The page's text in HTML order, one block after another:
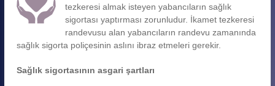
tezkeresi almak isteyen yabancıların sağlık
sigortası yaptırması zorunludur. İkamet tezkeresi
randevusu alan yabancıların randevu zamanında
sağlık sigorta poliçesinin aslını ibraz etmeleri gerekir.
Sağlık sigortasının asgari şartları